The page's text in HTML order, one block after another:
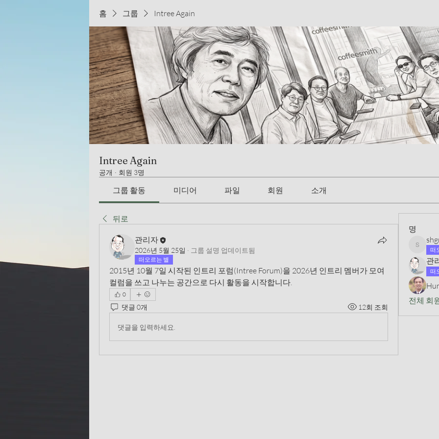
홈 그룹 Intree Again
Intree Again
공개 · 회원 3명
그룹 활동 미디어 파일 회원 소개
뒤로
관리자
2026년 5월 25일 · 그룹 설명 업데이트됨
떠오르는 별
2015년 10월 7일 시작된 인트리 포럼(Intree Forum)을 2026년 인트리 멤버가 모여
컬럼을 쓰고 나누는 공간으로 다시 활동을 시작합니다.
0
댓글 0개 12회 조회
댓글을 입력하세요.
명
떠
관
떠
전체 회